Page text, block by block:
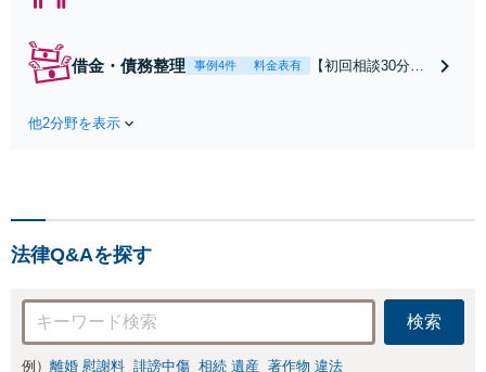
を解決に導きま
借金・債務整理 事例4件 料金表有
【初回相談30分無
因の借金もご相談
他2分野を表示
法律Q&Aを探す
検索
例） 離婚 慰謝料 誹謗中傷 相続 遺産 著作物 違法